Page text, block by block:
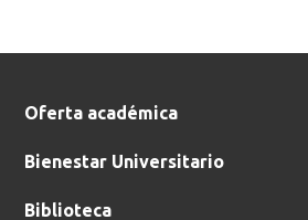
Oferta académica
Bienestar Universitario
Biblioteca